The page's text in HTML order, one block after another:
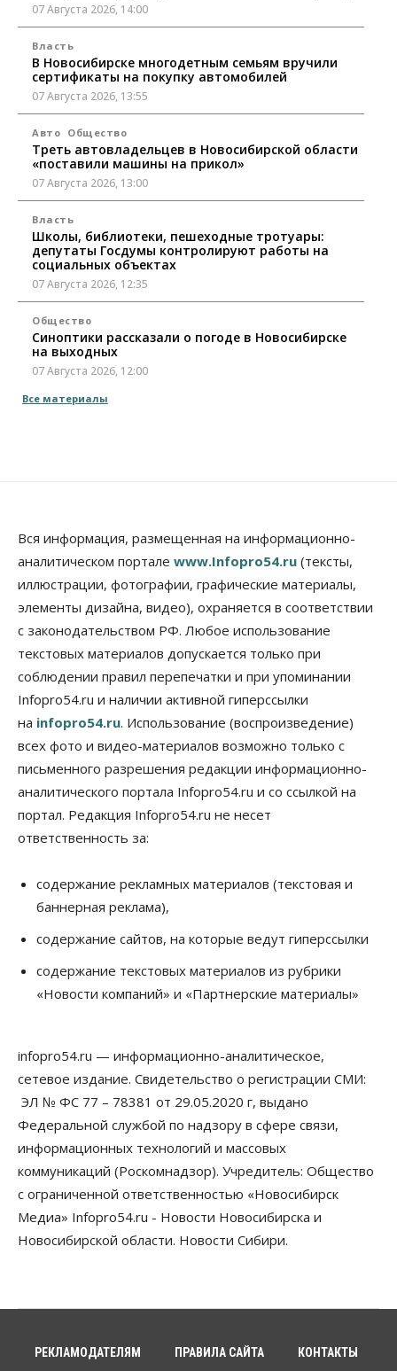
07 Августа 2026, 14:00
Власть
В Новосибирске многодетным семьям вручили
сертификаты на покупку автомобилей
07 Августа 2026, 13:55
Авто Общество
Треть автовладельцев в Новосибирской области
«поставили машины на прикол»
07 Августа 2026, 13:00
Власть
Школы, библиотеки, пешеходные тротуары:
депутаты Госдумы контролируют работы на
социальных объектах
07 Августа 2026, 12:35
Общество
Синоптики рассказали о погоде в Новосибирске
на выходных
07 Августа 2026, 12:00
Общество
инициативное бюджетирование
07 Августа 2026, 11:00
Общество Право&Порядок
В Новосибирске руководителя отдела полиции
заключили под стражу
Общество
Недели жары повлияли на урожай в
Новосибирской области, но режима ЧС не будет
07 Августа 2026, 10:00
Бизнес Право&Порядок
Предприятия Новосибирска
выстраивают системы защиты от атак БПЛА
07 Августа 2026, 09:00
листы на полмиллиарда рублей
07 Августа 2026, 08:00
Бизнес Власть Медицина Общество
привлекать к разработке новых лекарств в
России
Россия построит в Киргизии новый кампус КРСУ:
30 гектаров, 15 тысяч студентов и 30 миллиардов
рублей
06 Августа 2026, 18:40
Общество
адаптироваться к учебе через культуру
06 Августа 2026, 18:00
Застройщики продавливают компромиссы по
началось строительство термального комплекса
Все материалы
Вся информация, размещенная на информационно-
аналитическом портале www.Infopro54.ru (тексты,
иллюстрации, фотографии, графические материалы,
элементы дизайна, видео), охраняется в соответствии
с законодательством РФ. Любое использование
текстовых материалов допускается только при
соблюдении правил перепечатки и при упоминании
Infopro54.ru и наличии активной гиперссылки
на infopro54.ru. Использование (воспроизведение)
всех фото и видео-материалов возможно только с
письменного разрешения редакции информационно-
аналитического портала Infopro54.ru и со ссылкой на
портал. Редакция Infopro54.ru не несет
ответственность за:
содержание рекламных материалов (текстовая и
баннерная реклама),
содержание сайтов, на которые ведут гиперссылки
содержание текстовых материалов из рубрики
«Новости компаний» и «Партнерские материалы»
infopro54.ru — информационно-аналитическое,
сетевое издание. Свидетельство о регистрации СМИ:
ЭЛ № ФС 77 – 78381 от 29.05.2020 г, выдано
Федеральной службой по надзору в сфере связи,
информационных технологий и массовых
коммуникаций (Роскомнадзор). Учредитель: Общество
с ограниченной ответственностью «Новосибирск
Медиа» Infopro54.ru - Новости Новосибирска и
Новосибирской области. Новости Сибири.
РЕКЛАМОДАТЕЛЯМ ПРАВИЛА САЙТА КОНТАКТЫ